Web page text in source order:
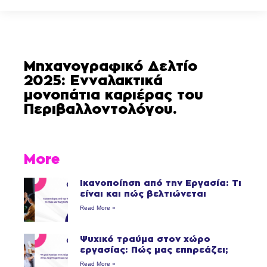
Μηχανογραφικό Δελτίο
2025: Ενναλακτικά
μονοπάτια καριέρας του
Περιβαλλοντολόγου.
More
Ικανοποίηση από την Εργασία: Τι
είναι και πώς βελτιώνεται
Read More »
Ψυχικό τραύμα στον χώρο
εργασίας: Πώς μας επηρεάζει;
Read More »